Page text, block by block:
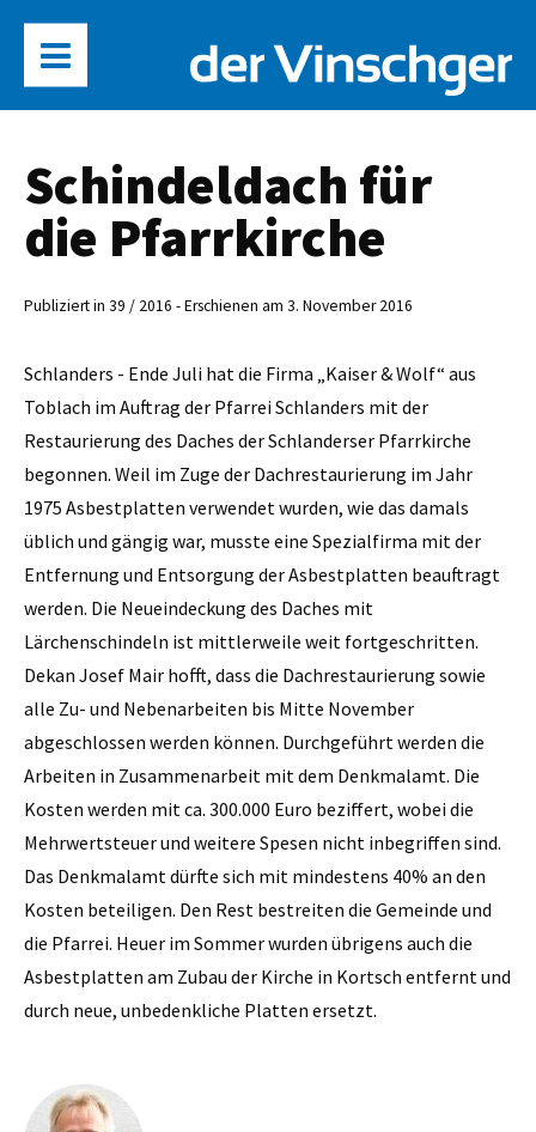
Schindeldach für
die Pfarrkirche
Publiziert in 39 / 2016 - Erschienen am 3. November 2016
Schlanders - Ende Juli hat die Firma „Kaiser & Wolf“ aus
Toblach im Auftrag der Pfarrei Schlanders mit der
Restaurierung des Daches der Schlanderser Pfarrkirche
begonnen. Weil im Zuge der Dachrestaurierung im Jahr
1975 Asbestplatten verwendet wurden, wie das damals
üblich und gängig war, musste eine Spezialfirma mit der
Entfernung und Entsorgung der Asbestplatten beauftragt
werden. Die Neueindeckung des Daches mit
Lärchenschindeln ist mittlerweile weit fortgeschritten.
Dekan Josef Mair hofft, dass die Dachrestaurierung sowie
alle Zu- und Nebenarbeiten bis Mitte November
abgeschlossen werden können. Durchgeführt werden die
Arbeiten in Zusammenarbeit mit dem Denkmalamt. Die
Kosten werden mit ca. 300.000 Euro beziffert, wobei die
Mehrwertsteuer und weitere Spesen nicht inbegriffen sind.
Das Denkmalamt dürfte sich mit mindestens 40% an den
Kosten beteiligen. Den Rest bestreiten die Gemeinde und
die Pfarrei. Heuer im Sommer wurden übrigens auch die
Asbestplatten am Zubau der Kirche in Kortsch entfernt und
durch neue, unbedenkliche Platten ersetzt.